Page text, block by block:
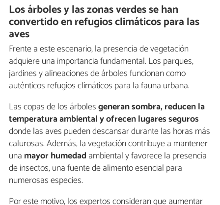
Los árboles y las zonas verdes se han
convertido en refugios climáticos para las
aves
Frente a este escenario, la presencia de vegetación
adquiere una importancia fundamental. Los parques,
jardines y alineaciones de árboles funcionan como
auténticos refugios climáticos para la fauna urbana.
Las copas de los árbolesgeneran sombra, reducen la
temperatura ambiental y ofrecen lugares seguros
donde las aves pueden descansar durante las horas más
calurosas. Además, la vegetación contribuye a mantener
una mayor humedadambiental y favorece la presencia
de insectos, una fuente de alimento esencial para
numerosas especies.
Por este motivo, los expertos consideran que aumentar